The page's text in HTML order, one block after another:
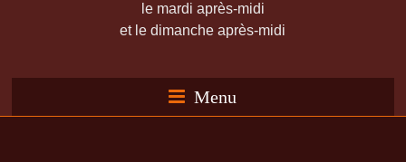
le mardi après-midi
et le dimanche après-midi
Menu